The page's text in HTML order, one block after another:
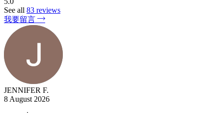
See all 83 reviews
我要留言
JENNIFER F.
8 August 2026